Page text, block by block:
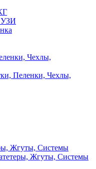
УЗИ
Чехлы,
Пеленки, Чехлы,
Жгуты, Системы
Жгуты, Системы